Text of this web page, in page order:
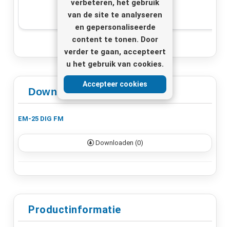
verbeteren, het gebruik
van de site te analyseren
en gepersonaliseerde
content te tonen. Door
verder te gaan, accepteert
u het gebruik van cookies.
Accepteer cookies
Downloaden
EM-25 DIG FM
Downloaden (0)
Productinformatie